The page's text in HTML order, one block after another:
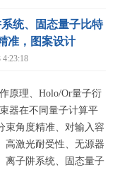
统、固态量子比特
准，图案设计
原理、Holo/Or量子衍
器在不同量子计算平
束角度精准、对输入容
高激光耐受性、无源器
离子阱系统、固态量子